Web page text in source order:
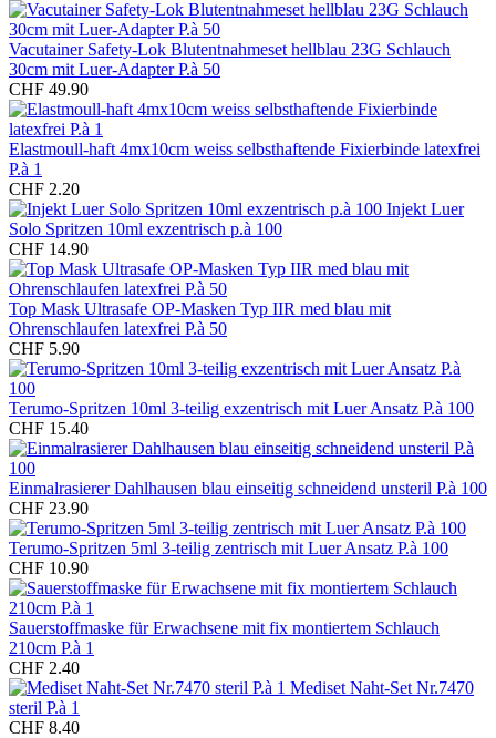
Vacutainer Safety-Lok Blutentnahmeset hellblau 23G Schlauch
30cm mit Luer-Adapter P.à 50
CHF 49.90
Elastmoull-haft 4mx10cm weiss selbsthaftende Fixierbinde latexfrei
P.à 1
CHF 2.20
Injekt Luer
Solo Spritzen 10ml exzentrisch p.à 100
CHF 14.90
Top Mask Ultrasafe OP-Masken Typ IIR med blau mit
Ohrenschlaufen latexfrei P.à 50
CHF 5.90
Terumo-Spritzen 10ml 3-teilig exzentrisch mit Luer Ansatz P.à 100
CHF 15.40
Einmalrasierer Dahlhausen blau einseitig schneidend unsteril P.à 100
CHF 23.90
Terumo-Spritzen 5ml 3-teilig zentrisch mit Luer Ansatz P.à 100
CHF 10.90
Sauerstoffmaske für Erwachsene mit fix montiertem Schlauch
210cm P.à 1
CHF 2.40
Mediset Naht-Set Nr.7470
steril P.à 1
CHF 8.40